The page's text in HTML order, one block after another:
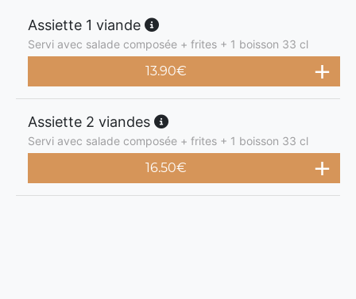
Assiette 1 viande
Servi avec salade composée + frites + 1 boisson 33 cl
13.90€
Assiette 2 viandes
Servi avec salade composée + frites + 1 boisson 33 cl
16.50€